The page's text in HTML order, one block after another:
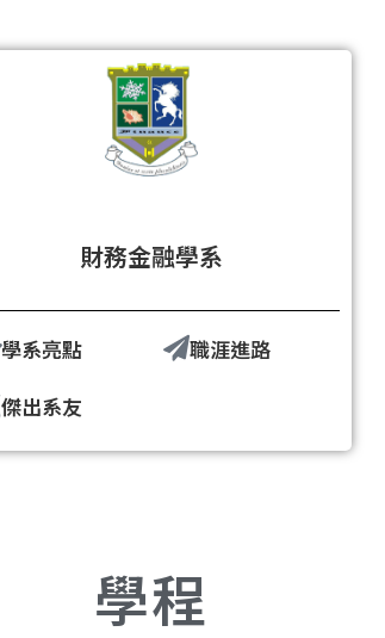
財務金融學系
學系亮點
傑出系友
職涯進路
學程